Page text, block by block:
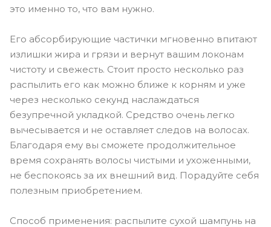
это именно то, что вам нужно.
Его абсорбирующие частички мгновенно впитают
излишки жира и грязи и вернут вашим локонам
чистоту и свежесть. Стоит просто несколько раз
распылить его как можно ближе к корням и уже
через несколько секунд наслаждаться
безупречной укладкой. Средство очень легко
вычесывается и не оставляет следов на волосах.
Благодаря ему вы сможете продолжительное
время сохранять волосы чистыми и ухоженными,
не беспокоясь за их внешний вид. Порадуйте себя
полезным приобретением.
Способ применения: распылите сухой шампунь на